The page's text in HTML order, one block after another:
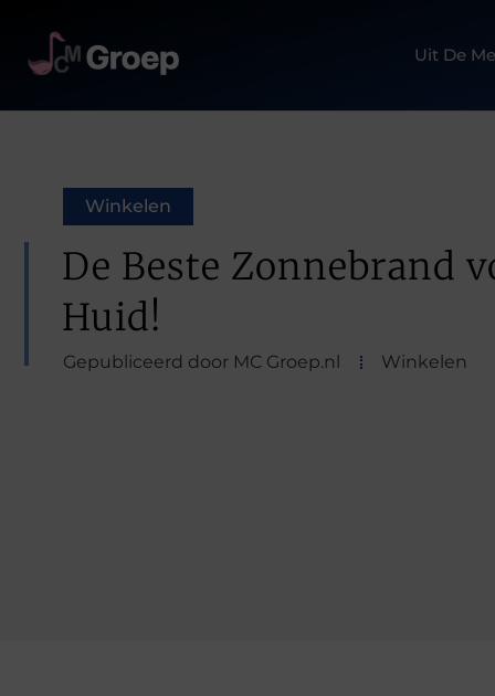
Uit De
Winkelen
De Beste Zonnebrand
Huid!
Gepubliceerd door MC Groep.nl Winkelen